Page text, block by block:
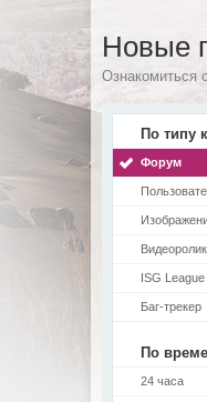
Новые
Ознакомиться
По типу
Форум
ISG League
Баг-трекер
По
24 часа